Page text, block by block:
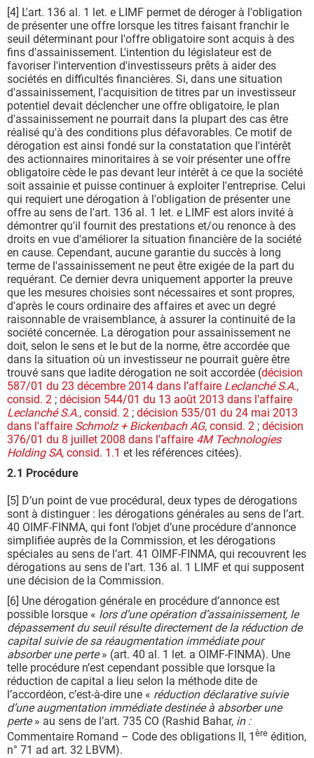
[4] L'art. 136 al. 1 let. e LIMF permet de déroger à l'obligation
de présenter une offre lorsque les titres faisant franchir le
seuil déterminant pour l'offre obligatoire sont acquis à des
fins d'assainissement. L'intention du législateur est de
favoriser l'intervention d'investisseurs prêts à aider des
sociétés en difficultés financières. Si, dans une situation
d'assainissement, l'acquisition de titres par un investisseur
potentiel devait déclencher une offre obligatoire, le plan
d'assainissement ne pourrait dans la plupart des cas être
réalisé qu'à des conditions plus défavorables. Ce motif de
dérogation est ainsi fondé sur la constatation que l'intérêt
des actionnaires minoritaires à se voir présenter une offre
obligatoire cède le pas devant leur intérêt à ce que la société
soit assainie et puisse continuer à exploiter l'entreprise. Celui
qui requiert une dérogation à l'obligation de présenter une
offre au sens de l'art. 136 al. 1 let. e LIMF est alors invité à
démontrer qu'il fournit des prestations et/ou renonce à des
droits en vue d'améliorer la situation financière de la société
en cause. Cependant, aucune garantie du succès à long
terme de l'assainissement ne peut être exigée de la part du
requérant. Ce dernier devra uniquement apporter la preuve
que les mesures choisies sont nécessaires et sont propres,
d'après le cours ordinaire des affaires et avec un degré
raisonnable de vraisemblance, à assurer la continuité de la
société concernée. La dérogation pour assainissement ne
doit, selon le sens et le but de la norme, être accordée que
dans la situation où un investisseur ne pourrait guère être
trouvé sans que ladite dérogation ne soit accordée (décision
587/01 du 23 décembre 2014 dans l’affaire Leclanché S.A.,
consid. 2 ; décision 544/01 du 13 août 2013 dans l'affaire
Leclanché S.A., consid. 2 ; décision 535/01 du 24 mai 2013
dans l'affaire Schmolz + Bickenbach AG, consid. 2 ; décision
376/01 du 8 juillet 2008 dans l'affaire 4M Technologies
HoldingSA, consid. 1.1 et les références citées).
2.1 Procédure
[5] D’un point de vue procédural, deux types de dérogations
sont à distinguer : les dérogations générales au sens de l’art.
40 OIMF-FINMA, qui font l’objet d’une procédure d’annonce
simplifiée auprès de la Commission, et les dérogations
spéciales au sens de l’art. 41 OIMF-FINMA, qui recouvrent les
dérogations au sens de l’art. 136 al. 1 LIMF et qui supposent
une décision de la Commission.
[6] Une dérogation générale en procédure d’annonce est
possible lorsque « lors d’une opération d’assainissement, le
dépassement du seuil résulte directement de la réduction de
capital suivie de sa réaugmentation immédiate pour
absorber une perte» (art. 40 al. 1 let. a OIMF-FINMA). Une
telle procédure n’est cependant possible que lorsque la
réduction de capital a lieu selon la méthode dite de
l’accordéon, c’est-à-dire une « réduction déclarative suivie
d’une augmentation immédiate destinée à absorber une
perte» au sens de l’art. 735 CO (Rashid Bahar, in :
Commentaire Romand – Code des obligations II, 1 ère édition,
n° 71 ad art. 32 LBVM).